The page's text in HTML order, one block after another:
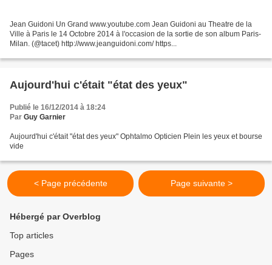
Jean Guidoni Un Grand www.youtube.com Jean Guidoni au Theatre de la
Ville à Paris le 14 Octobre 2014 à l'occasion de la sortie de son album Paris-
Milan. (@tacet) http://www.jeanguidoni.com/ https...
Aujourd'hui c'était "état des yeux"
Publié le 16/12/2014 à 18:24
Par Guy Garnier
Aujourd'hui c'était "état des yeux" Ophtalmo Opticien Plein les yeux et bourse
vide
< Page précédente Page suivante >
Hébergé par Overblog
Top articles
Pages